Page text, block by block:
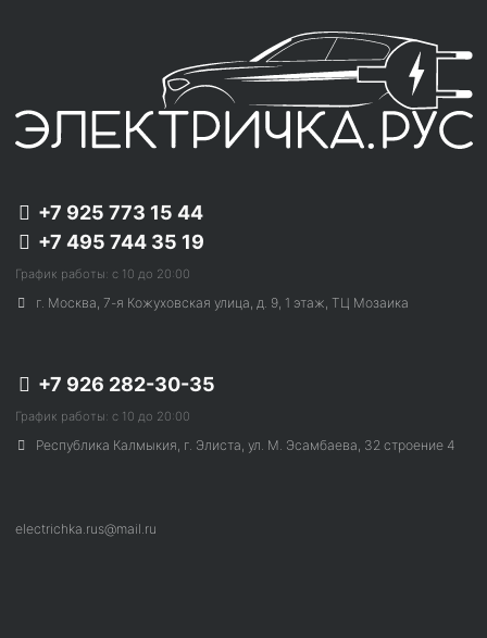
+7 925 773 15 44
+7 495 744 35 19
График работы: с 10 до 20:00
г. Москва, 7-я Кожуховская улица, д. 9, 1 этаж, ТЦ Мозаика
+7 926 282-30-35
График работы: с 10 до 20:00
Республика Калмыкия, г. Элиста, ул. М. Эсамбаева, 32 строение 4
electrichka.rus@mail.ru